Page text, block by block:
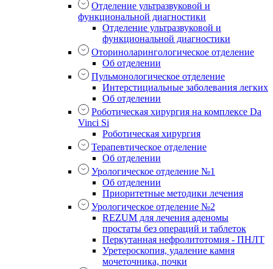
Отделение ультразвуковой и
функциональной диагностики
Отделение ультразвуковой и
функциональной диагностики
Оториноларингологическое отделение
Об отделении
Пульмонологическое отделение
Интерстициальные заболевания легких
Об отделении
Роботическая хирургия на комплексе Da
Vinci Si
Роботическая хирургия
Терапевтическое отделение
Об отделении
Урологическое отделение №1
Об отделении
Приоритетные методики лечения
Урологическое отделение №2
REZUM для лечения аденомы
простаты без операций и таблеток
Перкутанная нефролитотомия - ПНЛТ
Уретероскопия, удаление камня
мочеточника, почки